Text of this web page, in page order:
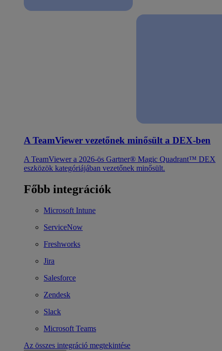
A TeamViewer vezetőnek minősült a DEX-ben
A TeamViewer a 2026-ös Gartner® Magic Quadrant™ DEX
eszközök kategóriájában vezetőnek minősült.
Főbb integrációk
Microsoft Intune
ServiceNow
Freshworks
Jira
Salesforce
Zendesk
Slack
Microsoft Teams
Az összes integráció megtekintése